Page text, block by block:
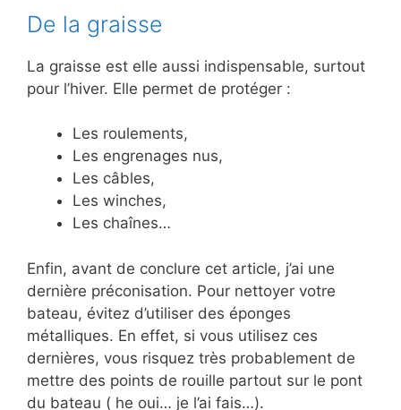
De la graisse
La graisse est elle aussi indispensable, surtout
pour l’hiver. Elle permet de protéger :
Les roulements,
Les engrenages nus,
Les câbles,
Les winches,
Les chaînes…
Enfin, avant de conclure cet article, j’ai une
dernière préconisation. Pour nettoyer votre
bateau, évitez d’utiliser des éponges
métalliques. En effet, si vous utilisez ces
dernières, vous risquez très probablement de
mettre des points de rouille partout sur le pont
du bateau ( he oui… je l’ai fais…).